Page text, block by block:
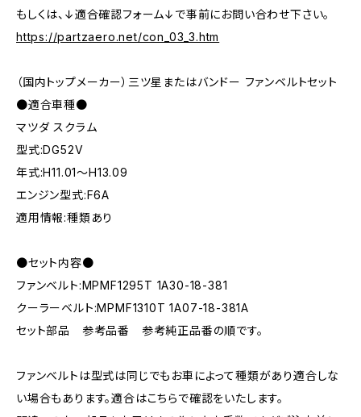
もしくは、↓適合確認フォーム↓で事前にお問い合わせ下さい。
https://partzaero.net/con_03_3.htm
（国内トップメーカー）三ツ星またはバンドー ファンベルトセット
●適合車種●
マツダ スクラム
型式:DG52V
年式:H11.01～H13.09
エンジン型式:F6A
適用情報:種類あり
●セット内容●
ファンベルト:MPMF1295T 1A30-18-381
クーラーベルト:MPMF1310T 1A07-18-381A
セット部品 参考品番 参考純正品番の順です。
ファンベルトは型式は同じでもお車によって種類があり適合しな
い場合もあります。適合はこちらで確認をいたします。